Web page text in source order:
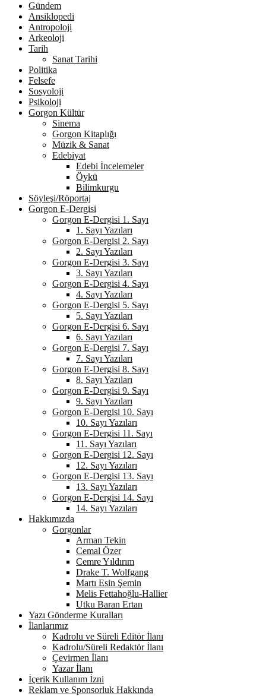
Gündem
Ansiklopedi
Antropoloji
Arkeoloji
Tarih
Sanat Tarihi
Politika
Felsefe
Sosyoloji
Psikoloji
Gorgon Kültür
Sinema
Gorgon Kitaplığı
Müzik & Sanat
Edebiyat
Edebi İncelemeler
Öykü
Bilimkurgu
Söyleşi/Röportaj
Gorgon E-Dergisi
Gorgon E-Dergisi 1. Sayı
1. Sayı Yazıları
Gorgon E-Dergisi 2. Sayı
2. Sayı Yazıları
Gorgon E-Dergisi 3. Sayı
3. Sayı Yazıları
Gorgon E-Dergisi 4. Sayı
4. Sayı Yazıları
Gorgon E-Dergisi 5. Sayı
5. Sayı Yazıları
Gorgon E-Dergisi 6. Sayı
6. Sayı Yazıları
Gorgon E-Dergisi 7. Sayı
7. Sayı Yazıları
Gorgon E-Dergisi 8. Sayı
8. Sayı Yazıları
Gorgon E-Dergisi 9. Sayı
9. Sayı Yazıları
Gorgon E-Dergisi 10. Sayı
10. Sayı Yazıları
Gorgon E-Dergisi 11. Sayı
11. Sayı Yazıları
Gorgon E-Dergisi 12. Sayı
12. Sayı Yazıları
Gorgon E-Dergisi 13. Sayı
13. Sayı Yazıları
Gorgon E-Dergisi 14. Sayı
14. Sayı Yazıları
Hakkımızda
Gorgonlar
Arman Tekin
Cemal Özer
Cemre Yıldırım
Drake T. Wolfgang
Martı Esin Şemin
Melis Fettahoğlu-Hallier
Utku Baran Ertan
Yazı Gönderme Kuralları
İlanlarımız
Kadrolu ve Süreli Editör İlanı
Kadrolu/Süreli Redaktör İlanı
Çevirmen İlanı
Yazar İlanı
İçerik Kullanım İzni
Reklam ve Sponsorluk Hakkında